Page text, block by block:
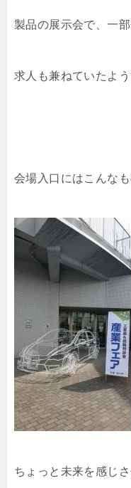
製品の展示会で、一
求人も兼ねていたよう
会場入口にはこんなも
ちょっと未来を感じ